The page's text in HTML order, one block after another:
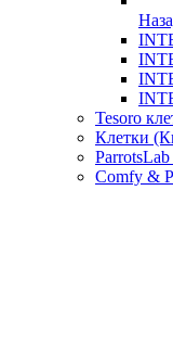
Tesoro
Клетки
Comfy &